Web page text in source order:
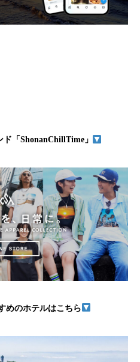
「ShonanChillTime」
めのホテルはこちら